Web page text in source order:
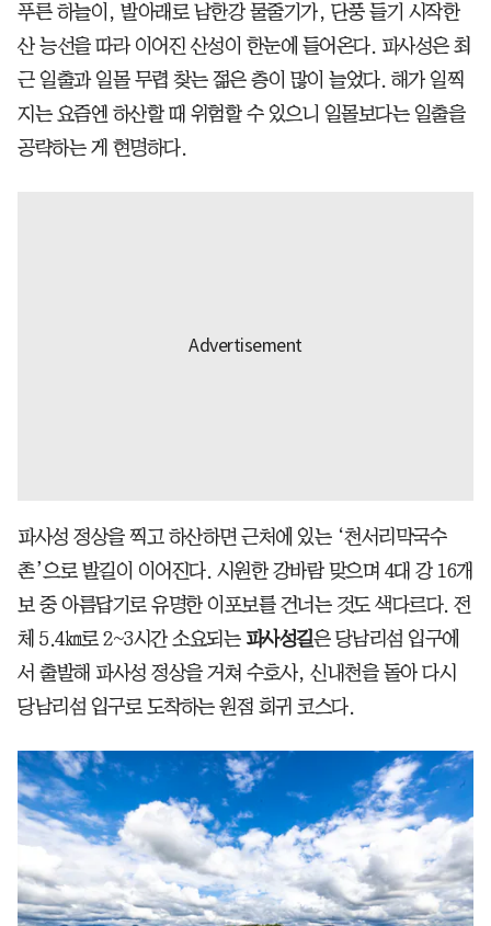
푸른 하늘이, 발아래로 남한강 물줄기가, 단풍 들기 시작한
산 능선을 따라 이어진 산성이 한눈에 들어온다. 파사성은 최
근 일출과 일몰 무렵 찾는 젊은 층이 많이 늘었다. 해가 일찍
지는 요즘엔 하산할 때 위험할 수 있으니 일몰보다는 일출을
공략하는 게 현명하다.
파사성 정상을 찍고 하산하면 근처에 있는 ‘천서리막국수
촌’으로 발길이 이어진다. 시원한 강바람 맞으며 4대 강 16개
보 중 아름답기로 유명한 이포보를 건너는 것도 색다르다. 전
체 5.4㎞로 2~3시간 소요되는 파사성길은 당남리섬 입구에
서 출발해 파사성 정상을 거쳐 수호사, 신내천을 돌아 다시
당남리섬 입구로 도착하는 원점 회귀 코스다.